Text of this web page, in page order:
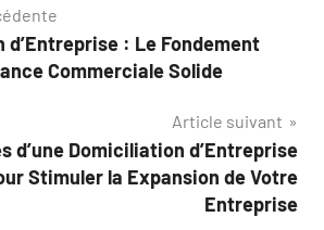
: Le Fondement
Commerciale Solide
Article suivant
d’une Domiciliation d’Entreprise
Stimuler la Expansion de Votre
Entreprise